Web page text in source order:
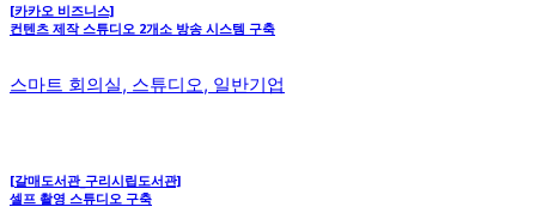
[카카오 비즈니스]
컨텐츠 제작 스튜디오 2개소 방송 시스템 구축
스마트 회의실, 스튜디오, 일반기업
[갈매도서관_구리시립도서관]
셀프 촬영 스튜디오 구축